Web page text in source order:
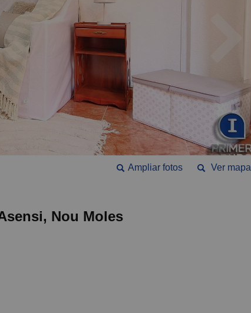
Ver mapa
Ampliar fotos
Nou Moles